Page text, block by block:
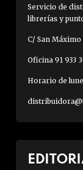
Servicio de
librerías y
C/ San Máximo
Oficina 91 933
Horario de